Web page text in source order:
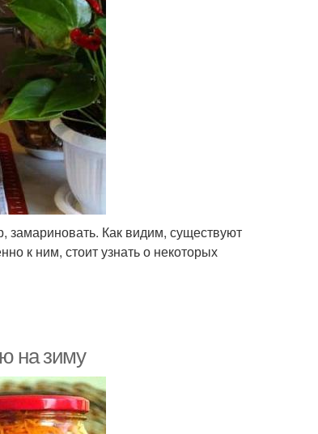
замариновать. Как видим, существуют
к ним, стоит узнать о некоторых
на зиму